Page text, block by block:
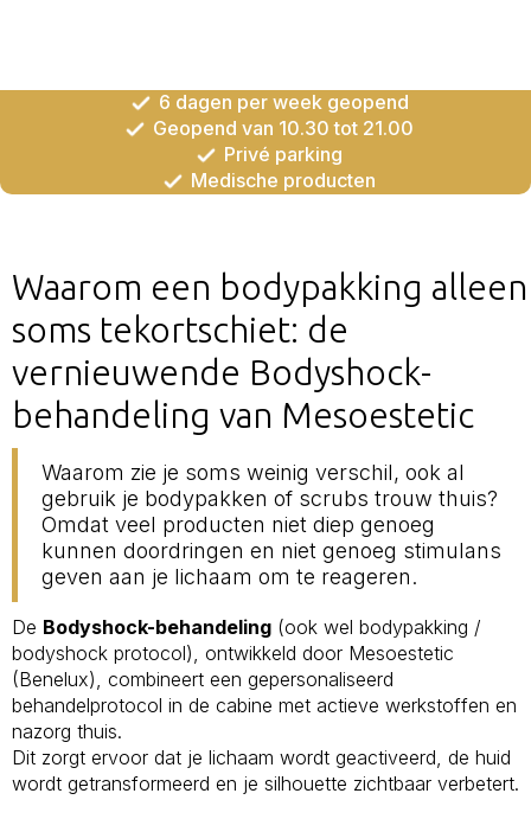
6 dagen per week geopend
Geopend van 10.30 tot 21.00
Privé parking
Medische producten
Waarom een bodypakking alleen
soms tekortschiet: de
vernieuwende Bodyshock-
behandeling van Mesoestetic
Waarom zie je soms weinig verschil, ook al
gebruik je bodypakken of scrubs trouw thuis?
Omdat veel producten niet diep genoeg
kunnen doordringen en niet genoeg stimulans
geven aan je lichaam om te reageren.
De Bodyshock-behandeling (ook wel bodypakking /
bodyshock protocol), ontwikkeld door Mesoestetic
(Benelux), combineert een gepersonaliseerd
behandelprotocol in de cabine met actieve werkstoffen en
nazorg thuis.
Dit zorgt ervoor dat je lichaam wordt geactiveerd, de huid
wordt getransformeerd en je silhouette zichtbaar verbetert.